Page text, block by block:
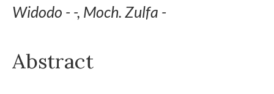
Widodo - -, Moch. Zulfa -
Abstract